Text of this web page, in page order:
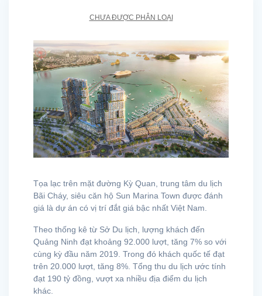
CHƯA ĐƯỢC PHÂN LOẠI
Tọa lạc trên mặt đường Kỳ Quan, trung tâm du lịch
Bãi Cháy, siêu căn hộ Sun Marina Town được đánh
giá là dự án có vị trí đắt giá bậc nhất Việt Nam.
Theo thống kê từ Sở Du lịch, lượng khách đến
Quảng Ninh đạt khoảng 92.000 lượt, tăng 7% so với
cùng kỳ đầu năm 2019. Trong đó khách quốc tế đạt
trên 20.000 lượt, tăng 8%. Tổng thu du lịch ước tính
đạt 190 tỷ đồng, vượt xa nhiều địa điểm du lịch
khác.